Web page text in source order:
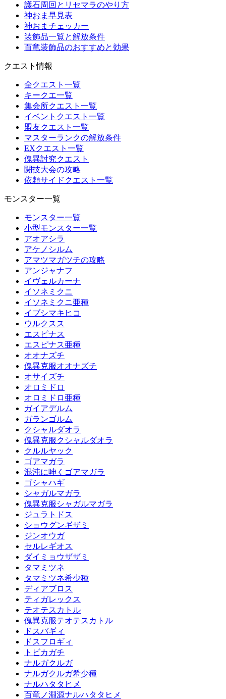
護石周回とリセマラのやり方
神おま早見表
神おまチェッカー
装飾品一覧と解放条件
百竜装飾品のおすすめと効果
クエスト情報
全クエスト一覧
キークエ一覧
集会所クエスト一覧
イベントクエスト一覧
盟友クエスト一覧
マスターランクの解放条件
EXクエスト一覧
傀異討究クエスト
闘技大会の攻略
依頼サイドクエスト一覧
モンスター一覧
モンスター一覧
小型モンスター一覧
アオアシラ
アケノシルム
アマツマガツチの攻略
アンジャナフ
イヴェルカーナ
イソネミクニ
イソネミクニ亜種
イブシマキヒコ
ウルクスス
エスピナス
エスピナス亜種
オオナズチ
傀異克服オオナズチ
オサイズチ
オロミドロ
オロミドロ亜種
ガイアデルム
ガランゴルム
クシャルダオラ
傀異克服クシャルダオラ
クルルヤック
ゴアマガラ
混沌に呻くゴアマガラ
ゴシャハギ
シャガルマガラ
傀異克服シャガルマガラ
ジュラトドス
ショウグンギザミ
ジンオウガ
セルレギオス
ダイミョウザザミ
タマミツネ
タマミツネ希少種
ディアブロス
ティガレックス
テオテスカトル
傀異克服テオテスカトル
ドスバギィ
ドスフロギィ
トビカガチ
ナルガクルガ
ナルガクルガ希少種
ナルハタタヒメ
百竜ノ淵源ナルハタタヒメ